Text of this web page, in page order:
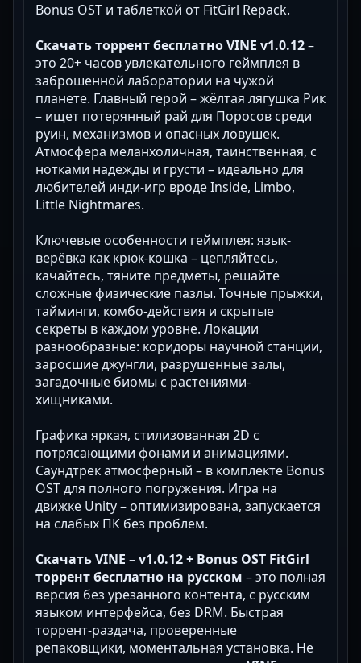
Bonus OST и таблеткой от FitGirl Repack.
Скачать торрент бесплатно VINE v1.0.12–
это 20+ часов увлекательного геймплея в
заброшенной лаборатории на чужой
планете. Главный герой – жёлтая лягушка Рик
– ищет потерянный рай для Поросов среди
руин, механизмов и опасных ловушек.
Атмосфера меланхоличная, таинственная, с
нотками надежды и грусти – идеально для
любителей инди-игр вроде Inside, Limbo,
Little Nightmares.
Ключевые особенности геймплея: язык-
верёвка как крюк-кошка – цепляйтесь,
качайтесь, тяните предметы, решайте
сложные физические пазлы. Точные прыжки,
тайминги, комбо-действия и скрытые
секреты в каждом уровне. Локации
разнообразные: коридоры научной станции,
заросшие джунгли, разрушенные залы,
загадочные биомы с растениями-
хищниками.
Графика яркая, стилизованная 2D с
потрясающими фонами и анимациями.
Саундтрек атмосферный – в комплекте Bonus
OST для полного погружения. Игра на
движке Unity – оптимизирована, запускается
на слабых ПК без проблем.
Скачать VINE – v1.0.12 + Bonus OST FitGirl
торрент бесплатно на русском – это полная
версия без урезанного контента, с русским
языком интерфейса, без DRM. Быстрая
торрент-раздача, проверенные
репаковщики, моментальная установка. Не